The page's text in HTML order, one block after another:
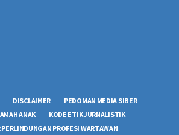
DISCLAIMER
PEDOMAN MEDIA SIBER
ANAK
KODE ETIK JURNALISTIK
PERLINDUNGAN PROFESI WARTAWAN